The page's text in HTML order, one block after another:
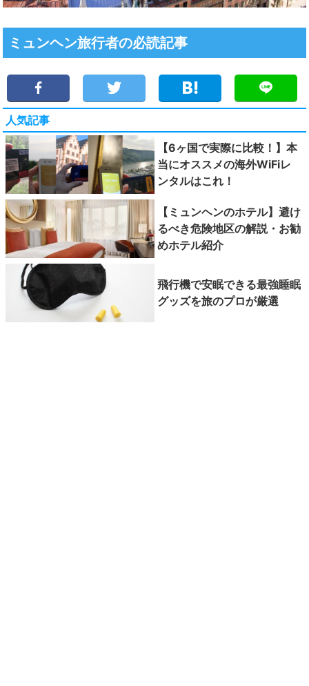
ミュンヘン旅行者の必読記事
人気記事
【6ヶ国で実際に比較！】本
当にオススメの海外WiFiレ
ンタルはこれ！
【ミュンヘンのホテル】避け
るべき危険地区の解説・お勧
めホテル紹介
飛行機で安眠できる最強睡眠
グッズを旅のプロが厳選